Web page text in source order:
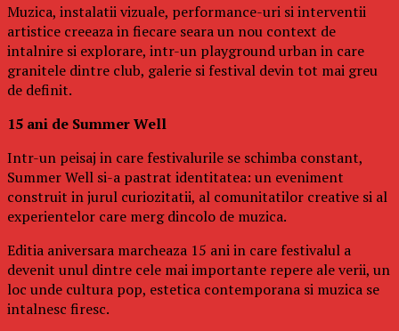
Muzica, instalatii vizuale, performance-uri si interventii
artistice creeaza in fiecare seara un nou context de
intalnire si explorare, intr-un playground urban in care
granitele dintre club, galerie si festival devin tot mai greu
de definit.
15 ani de Summer Well
Intr-un peisaj in care festivalurile se schimba constant,
Summer Well si-a pastrat identitatea: un eveniment
construit in jurul curiozitatii, al comunitatilor creative si al
experientelor care merg dincolo de muzica.
Editia aniversara marcheaza 15 ani in care festivalul a
devenit unul dintre cele mai importante repere ale verii, un
loc unde cultura pop, estetica contemporana si muzica se
intalnesc firesc.